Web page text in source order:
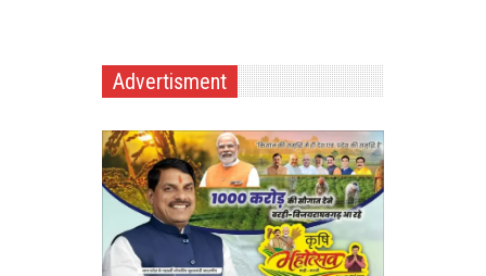
Advertisment